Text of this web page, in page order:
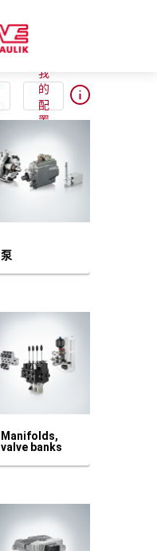
我
的
配
置
泵
Manifolds,
valve banks